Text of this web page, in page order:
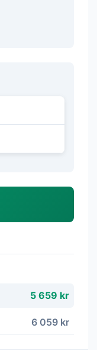
5 659 kr
6 059 kr